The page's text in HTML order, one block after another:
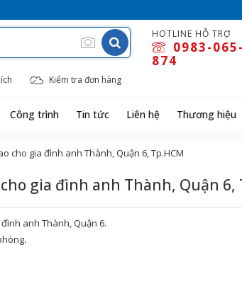
HOTLINE HỖ TRỢ
0983-065-
874
Kiểm tra đơn hàng
Công trình Tin tức Liên hệ Thương hiệu
cho gia đình anh Thành, Quận 6, Tp.HCM
gia đình anh Thành, Quận 6,
anh Thành, Quận 6.
.